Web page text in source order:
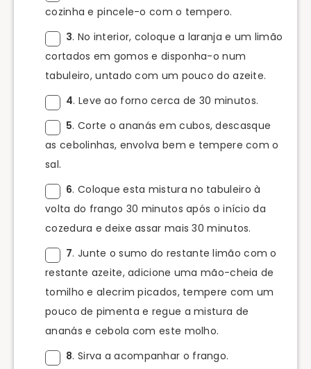
cozinha e pincele-o com o tempero.
3. No interior, coloque a laranja e um limão
cortados em gomos e disponha-o num
tabuleiro, untado com um pouco do azeite.
4. Leve ao forno cerca de 30 minutos.
5. Corte o ananás em cubos, descasque
as cebolinhas, envolva bem e tempere com o
sal.
6. Coloque esta mistura no tabuleiro à
volta do frango 30 minutos após o início da
cozedura e deixe assar mais 30 minutos.
7. Junte o sumo do restante limão com o
restante azeite, adicione uma mão-cheia de
tomilho e alecrim picados, tempere com um
pouco de pimenta e regue a mistura de
ananás e cebola com este molho.
8. Sirva a acompanhar o frango.